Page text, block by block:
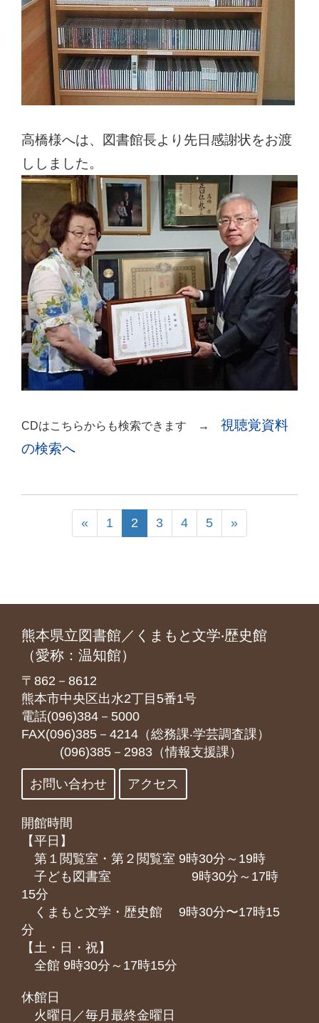
高橋様へは、図書館長より先日感謝状をお渡
ししました。
CDはこちらからも検索できます → 視聴覚資料
の検索へ
« 1 2 3 4 5 »
熊本県立図書館／くまもと文学‧歴史館
（愛称：温知館）
〒862－8612
熊本市中央区出水2丁目5番1号
電話(096)384－5000
FAX(096)385－4214（総務課‧学芸調査課）
(096)385－2983（情報支援課）
お問い合わせ アクセス
開館時間
【平日】
第１閲覧室・第２閲覧室 9時30分～19時
子ども図書室 9時30分～17時
15分
くまもと⽂学・歴史館 9時30分〜17時15
分
【土・日・祝】
全館 9時30分～17時15分
休館日
火曜日／毎月最終金曜日